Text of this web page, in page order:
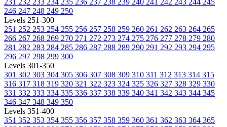
231 232 233 234 235 236 237 238 239 240 241 242 243 244 245
246 247 248 249 250
Levels 251-300
251 252 253 254 255 256 257 258 259 260 261 262 263 264 265
266 267 268 269 270 271 272 273 274 275 276 277 278 279 280
281 282 283 284 285 286 287 288 289 290 291 292 293 294 295
296 297 298 299 300
Levels 301-350
301 302 303 304 305 306 307 308 309 310 311 312 313 314 315
316 317 318 319 320 321 322 323 324 325 326 327 328 329 330
331 332 333 334 335 336 337 338 339 340 341 342 343 344 345
346 347 348 349 350
Levels 351-400
351 352 353 354 355 356 357 358 359 360 361 362 363 364 365